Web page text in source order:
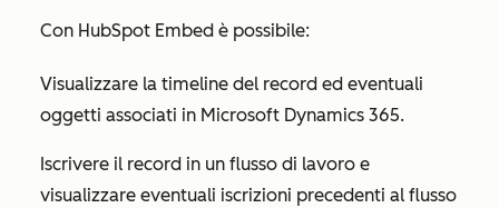
Con HubSpot Embed è possibile:
Visualizzare la timeline del record ed eventuali
oggetti associati in Microsoft Dynamics 365.
Iscrivere il record in un flusso di lavoro e
visualizzare eventuali iscrizioni precedenti al flusso